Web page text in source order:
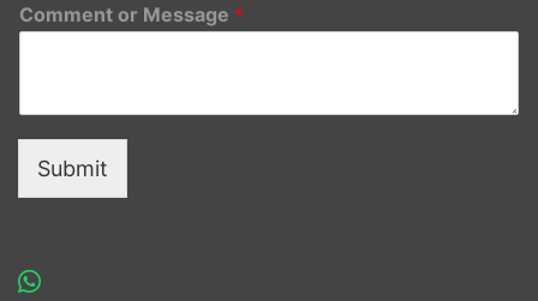
Comment or Message *
Submit